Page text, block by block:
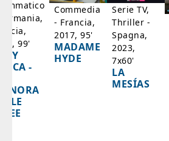
99'
-
Commedia
- Francia,
2017, 95'
MADAME
HYDE
Serie TV,
Thriller -
Spagna,
2023,
7x60'
LA
MESÍAS